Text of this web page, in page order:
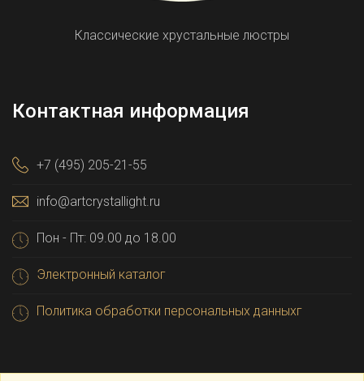
Классические хрустальные люстры
Контактная информация
+7 (495) 205-21-55
info@artcrystallight.ru
Пон - Пт: 09.00 до 18.00
Электронный каталог
Политика обработки персональных данныхг